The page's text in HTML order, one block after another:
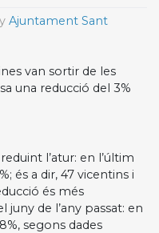
Ajuntament Sant
van sortir de les
una reducció del 3%
l’atur: en l’últim
és a dir, 47 vicentins i
és més
juny de l’any passat: en
segons dades